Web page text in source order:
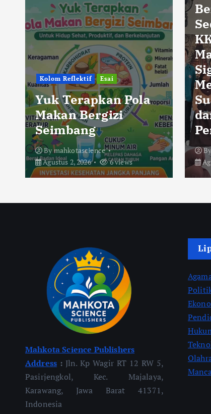
Kolom Reflektif Esai
Yuk Terapkan Pola
Makan Bergizi
Seimbang
Bymahkotascience
Agustus 2, 2026
6 views
By
Mahkota Science Publishers
Address : Jln. Kp Wagir RT 12 RW 5,
Pasirjengkol, Kec. Majalaya,
Karawang, Jawa Barat 41371,
Indonesia